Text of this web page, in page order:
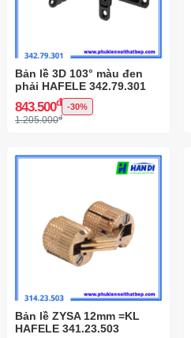
Bản lề 3D 103° màu đen
phải HAFELE 342.79.301
843.500đ -30%
1.205.000đ
Bản lề ZYSA 12mm =KL
HAFELE 341.23.503